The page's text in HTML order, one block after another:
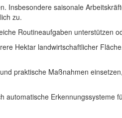
Insbesondere saisonale
zu.
Routineaufgaben unterstützen
Hektar landwirtschaftlicher
praktische Maßnahmen
Erkennungssysteme